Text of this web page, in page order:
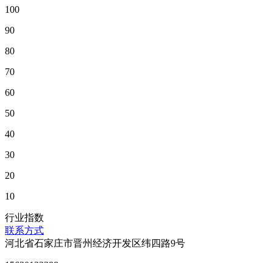
100
90
80
70
60
50
40
30
20
10
行业指数
联系方式
河北省石家庄市晋州经济开发区纬四路9号